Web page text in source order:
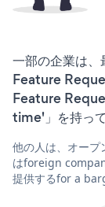
一部の企業は
Feature
Feature
time'」を持って
他の人は、オー
はforeign
提供するfor a